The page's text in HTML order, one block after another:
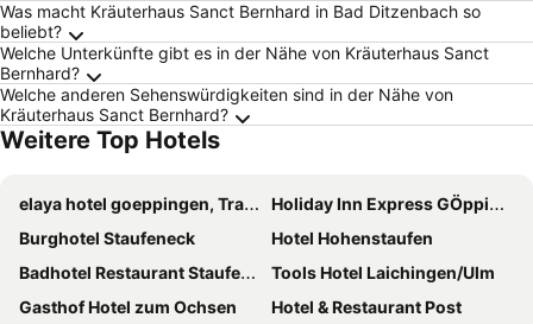
Was macht Kräuterhaus Sanct Bernhard in Bad Ditzenbach so
beliebt?
Welche Unterkünfte gibt es in der Nähe von Kräuterhaus Sanct
Bernhard?
Welche anderen Sehenswürdigkeiten sind in der Nähe von
Kräuterhaus Sanct Bernhard?
Weitere Top Hotels
elaya hotel goeppingen, Trademark Collection by Wyndham
Holiday Inn Express GÖppingen By Ihg
Burghotel Staufeneck
Hotel Hohenstaufen
Badhotel Restaurant Stauferland
Tools Hotel Laichingen/Ulm
Gasthof Hotel zum Ochsen
Hotel & Restaurant Post